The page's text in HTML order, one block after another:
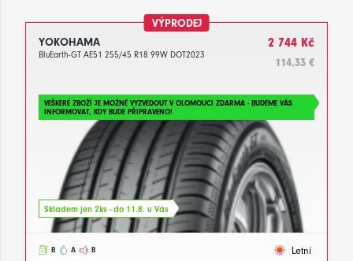
VÝPRODEJ
YOKOHAMA
BluEarth-GT AE51 255/45 R18 99W DOT2023
2 744 Kč
114.33 €
VEŠKERÉ ZBOŽÍ JE MOŽNÉ VYZVEDOUT V OLOMOUCI ZDARMA - BUDEME VÁS
INFORMOVAT, KDY BUDE PŘIPRAVENO!
Skladem jen 2ks - do 11.8. u Vás
B A B Letní